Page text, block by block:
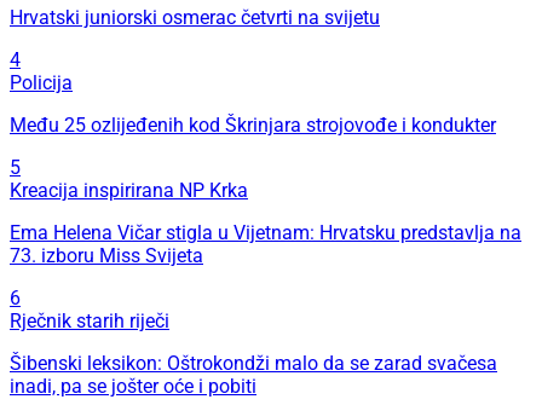
Hrvatski juniorski osmerac četvrti na svijetu
4
Policija
Među 25 ozlijeđenih kod Škrinjara strojovođe i kondukter
5
Kreacija inspirirana NP Krka
Ema Helena Vičar stigla u Vijetnam: Hrvatsku predstavlja na
73. izboru Miss Svijeta
6
Rječnik starih riječi
Šibenski leksikon: Oštrokondži malo da se zarad svačesa
inadi, pa se jošter oće i pobiti